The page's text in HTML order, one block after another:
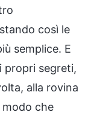
così le
semplice. E
propri segreti,
alla rovina
modo che